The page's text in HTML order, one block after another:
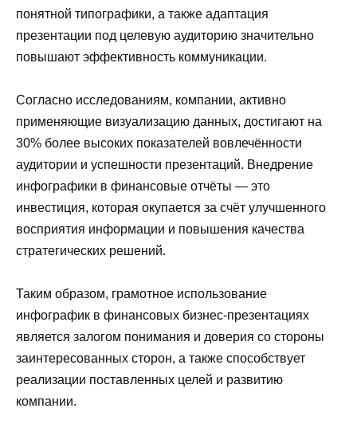
понятной типографики, а также адаптация
презентации под целевую аудиторию значительно
повышают эффективность коммуникации.
Согласно исследованиям, компании, активно
применяющие визуализацию данных, достигают на
30% более высоких показателей вовлечённости
аудитории и успешности презентаций. Внедрение
инфографики в финансовые отчёты — это
инвестиция, которая окупается за счёт улучшенного
восприятия информации и повышения качества
стратегических решений.
Таким образом, грамотное использование
инфографик в финансовых бизнес-презентациях
является залогом понимания и доверия со стороны
заинтересованных сторон, а также способствует
реализации поставленных целей и развитию
компании.